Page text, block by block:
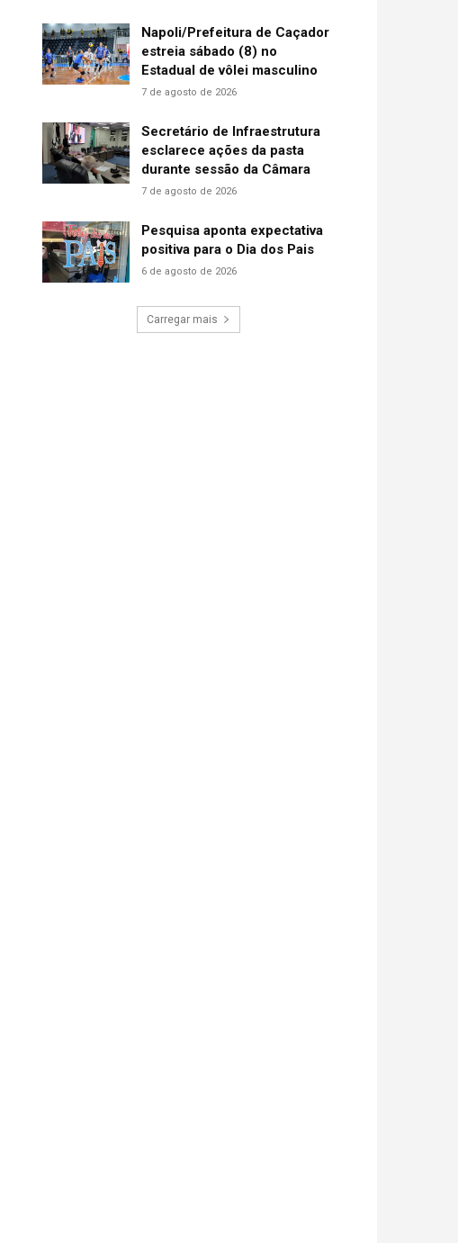
Napoli/Prefeitura de Caçador
estreia sábado (8) no
Estadual de vôlei masculino
7 de agosto de 2026
Secretário de Infraestrutura
esclarece ações da pasta
durante sessão da Câmara
7 de agosto de 2026
Pesquisa aponta expectativa
positiva para o Dia dos Pais
6 de agosto de 2026
Carregar mais